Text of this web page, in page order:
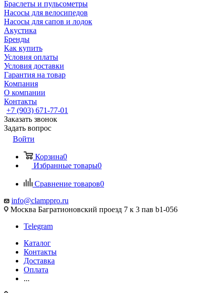
Браслеты и пульсометры
Насосы для велосипедов
Насосы для сапов и лодок
Акустика
Бренды
Как купить
Условия оплаты
Условия доставки
Гарантия на товар
Компания
О компании
Контакты
+7 (903) 671-77-01
Заказать звонок
Задать вопрос
Войти
Корзина0
Избранные товары0
Сравнение товаров0
info@clamppro.ru
Москва Багратионовский проезд 7 к 3 пав b1-056
Telegram
Каталог
Контакты
Доставка
Оплата
...